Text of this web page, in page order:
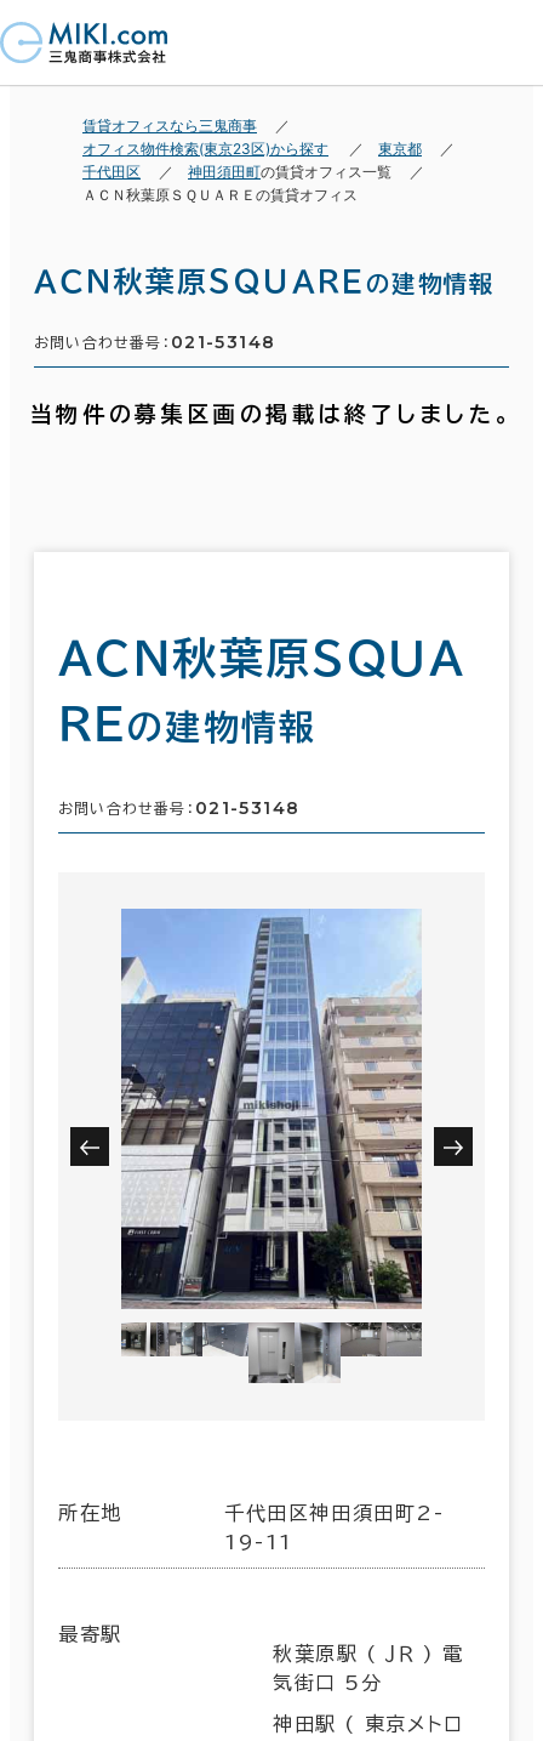
賃貸オフィスなら三鬼商事
オフィス物件検索(東京23区)から探す
東京都
千代田区
神田須田町の賃貸オフィス一覧
ＡＣＮ秋葉原ＳＱＵＡＲＥの賃貸オフィス
ＡＣＮ秋葉原ＳＱＵＡＲＥ の建物情報
お問い合わせ番号： 021-53148
当物件の募集区画の掲載は終了しました。
ＡＣＮ秋葉原ＳＱＵＡ
ＲＥの建物情報
お問い合わせ番号： 021-53148
所在地
千代田区神田須田町2-
19-11
最寄駅
秋葉原駅 ( ＪＲ ) 電
気街口 5分
神田駅 ( 東京メトロ